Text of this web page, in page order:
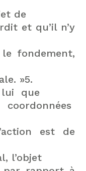
de
et qu’il n’y
le fondement,
»5.
lui que
est de
l’objet